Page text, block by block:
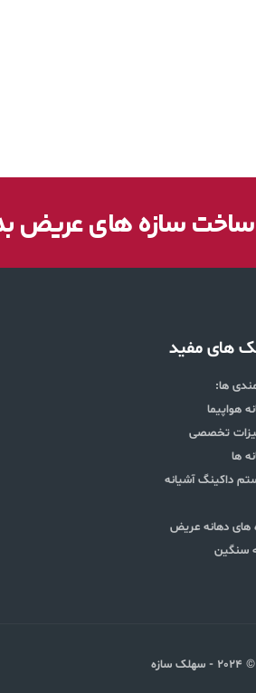
سازه های عریض
های مفید
ها:
هواپیما
تخصصی
ها
داکینگ آشیانه
های دهانه عریض
سنگین
© 2024 - سهلک سازه